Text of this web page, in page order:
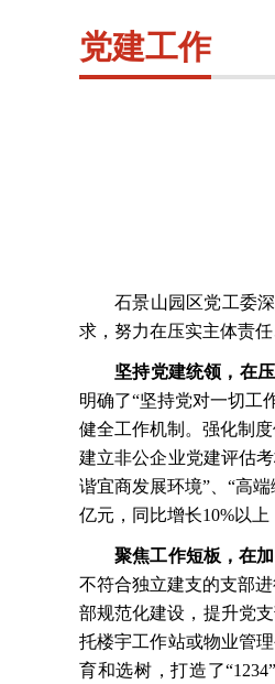
党建工作
石景山园区党工委
求，努力在压实主体责
坚持党建统领，在
明确了“坚持党对一切工
健全工作机制。强化制
建立非公企业党建评估
谐宜商发展环境”、“高
亿元，同比增长10%以上
聚焦工作短板，在
不符合独立建支的支部
部规范化建设，提升党
托楼宇工作站或物业管
育和选树，打造了